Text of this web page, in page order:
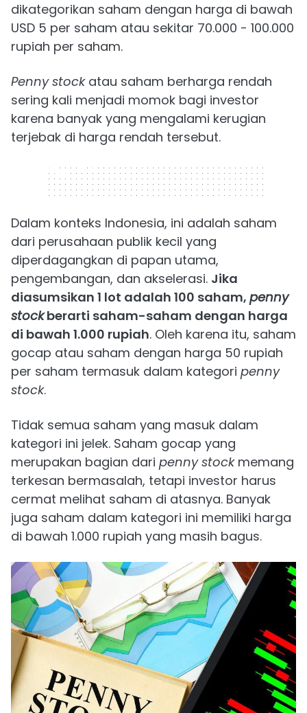
dikategorikan saham dengan harga di bawah
USD 5 per saham atau sekitar 70.000 - 100.000
rupiah per saham.
Penny stockatau saham berharga rendah
sering kali menjadi momok bagi investor
karena banyak yang mengalami kerugian
terjebak di harga rendah tersebut.
320 x 50
Dalam konteks Indonesia, ini adalah saham
dari perusahaan publik kecil yang
diperdagangkan di papan utama,
pengembangan, dan akselerasi. Jika
diasumsikan 1 lot adalah 100 saham, penny
stockberarti saham-saham dengan harga
di bawah 1.000 rupiah. Oleh karena itu, saham
gocap atau saham dengan harga 50 rupiah
per saham termasuk dalam kategori penny
stock.
Tidak semua saham yang masuk dalam
kategori ini jelek. Saham gocap yang
merupakan bagian dari penny stockmemang
terkesan bermasalah, tetapi investor harus
cermat melihat saham di atasnya. Banyak
juga saham dalam kategori ini memiliki harga
di bawah 1.000 rupiah yang masih bagus.